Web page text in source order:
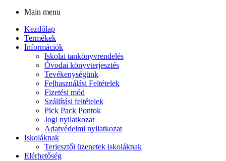
Main menu
Kezdőlap
Termékek
Információk
Iskolai tankönyvrendelés
Óvodai könyvterjesztés
Tevékenységünk
Felhasználási Feltételek
Fizetési mód
Szállítási feltételek
Pick Pack Pontok
Jogi nyilatkozat
Adatvédelmi nyilatkozat
Iskoláknak
Terjesztői üzenetek iskoláknak
Elérhetőség